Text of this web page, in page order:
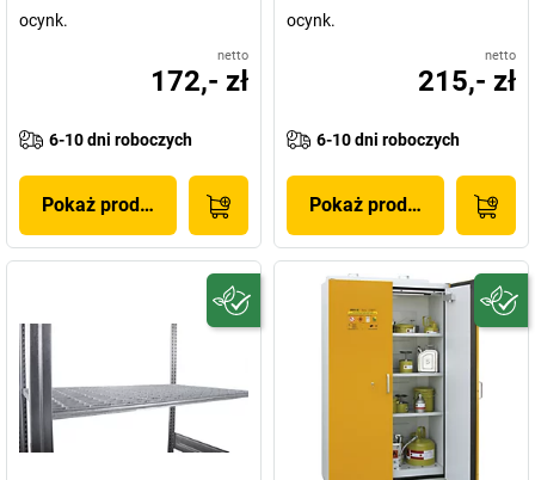
ocynk.
netto
172,- zł
6-10 dni roboczych
Pokaż produkt
ocynk.
netto
215,- zł
6-10 dni roboczych
Pokaż produkt